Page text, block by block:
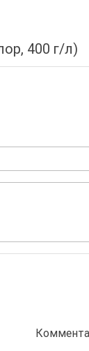
400 г/л)